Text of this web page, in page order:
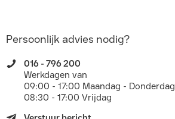
Persoonlijk advies nodig?
016 - 796 200
Werkdagen van
09:00 - 17:00 Maandag - Donderdag
08:30 - 17:00 Vrijdag